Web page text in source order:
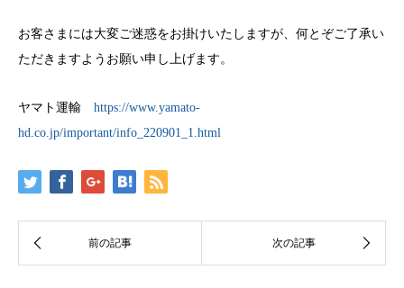
お客さまには大変ご迷惑をお掛けいたしますが、何とぞご了承い
ただきますようお願い申し上げます。
ヤマト運輸 https://www.yamato-
hd.co.jp/important/info_220901_1.html